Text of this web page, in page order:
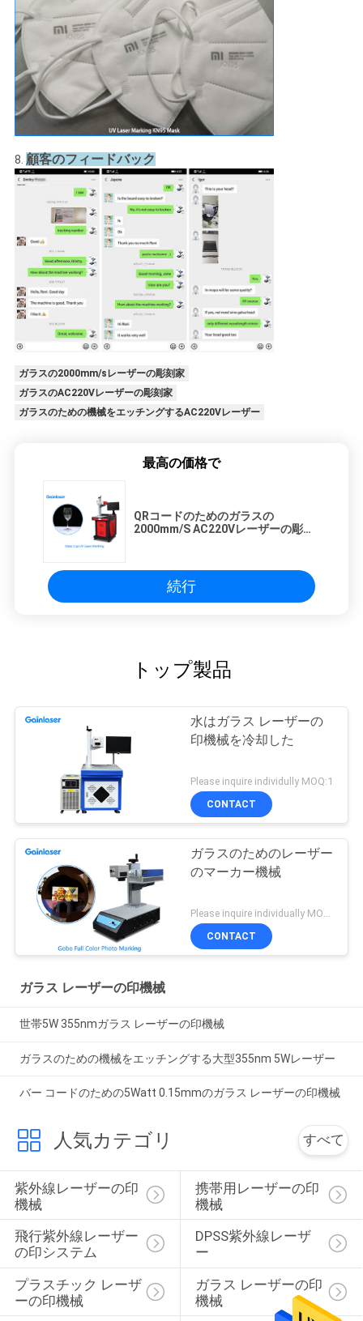
8. 顧客のフィードバック
ガラスの2000mm/sレーザーの彫刻家
ガラスのAC220Vレーザーの彫刻家
ガラスのための機械をエッチングするAC220Vレーザー
最高の価格で
QRコードのためのガラスの
2000mm/S AC220Vレーザーの彫刻
続行
トップ製品
水はガラス レーザーの
印機械を冷却した
Please inquire individully MOQ:1
CONTACT
ガラスのためのレーザー
のマーカー機械
CONTACT
ガラス レーザーの印機械
世帯5W 355nmガラス レーザーの印機械
ガラスのための機械をエッチングする大型355nm 5Wレーザー
バー コードのための5Watt 0.15mmのガラス レーザーの印機械
人気カテゴリ すべて
紫外線レーザーの印
機械
携帯用レーザーの印
機械
飛行紫外線レーザー
の印システム
DPSS紫外線レーザ
ー
プラスチック レーザ
ーの印機械
ガラス レーザーの印
機械